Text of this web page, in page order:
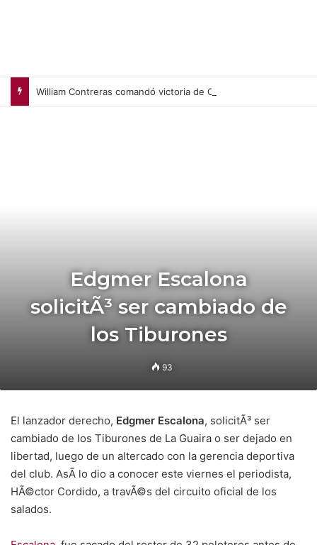
Edgmer Escalona
solicitÃ³ ser cambiado de
los Tiburones
93
El lanzador derecho, Edgmer Escalona, solicitÃ³ ser
cambiado de los Tiburones de La Guaira o ser dejado en
libertad, luego de un altercado con la gerencia deportiva
del club. AsÃ­ lo dio a conocer este viernes el periodista,
HÃ©ctor Cordido, a travÃ©s del circuito oficial de los
salados.